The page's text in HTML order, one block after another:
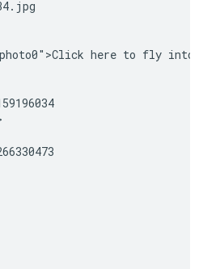
here to fly